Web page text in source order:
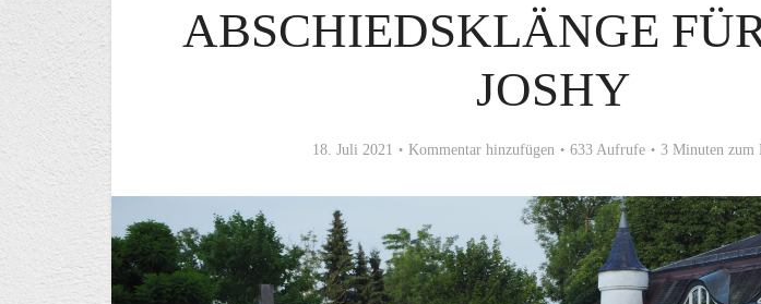
ABSCHIEDSKLÄNGE
JOSHY
18. Juli 2021 Kommentar hinzufügen 633 Aufrufe 3 Minuten zum